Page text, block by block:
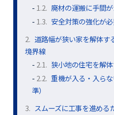
1.2. 廃材の運搬に手間
1.3. 安全対策の強化が
2. 道路幅が狭い家を解体す
境界線
2.1. 狭小地の住宅を解
2.2. 重機が入る・入ら
準）
3. スムーズに工事を進める